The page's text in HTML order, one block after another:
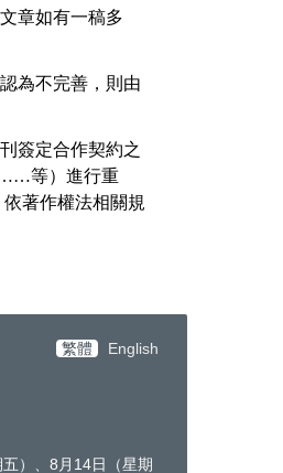
章如有一稿多
為不完善，則由
簽定合作契約之
等）進行重
著作權法相關規
繁體
English
）、8月14日（星期